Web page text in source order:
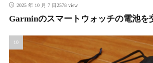
2025 年 10 月 7 日2578 view
Garminのスマートウォッチの電池を